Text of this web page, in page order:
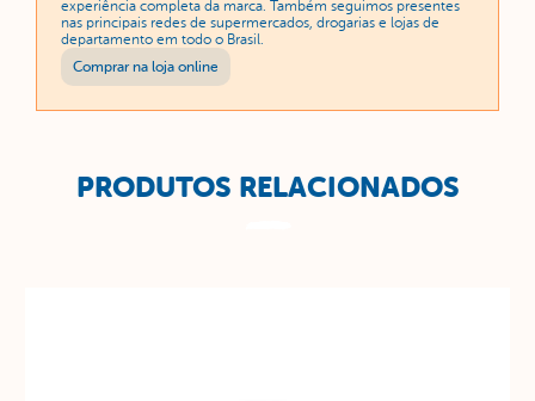
experiência completa da marca. Também seguimos presentes
nas principais redes de supermercados, drogarias e lojas de
departamento em todo o Brasil.
Comprar na loja online
PRODUTOS RELACIONADOS